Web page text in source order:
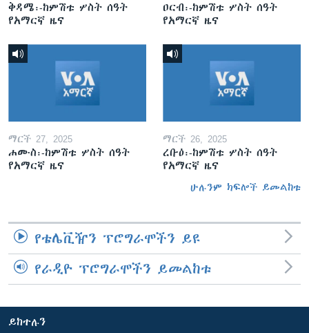
ቅዳሜ፡-ከምሽቱ ሦስት ሰዓት
የአማርኛ ዜና
ዐርብ፡-ከምሽቱ ሦስት ሰዓት
የአማርኛ ዜና
ማርች 27, 2025
ሐሙስ፡-ከምሽቱ ሦስት ሰዓት
የአማርኛ ዜና
ማርች 26, 2025
ረቡዕ፡-ከምሽቱ ሦስት ሰዓት
የአማርኛ ዜና
ሁሉንም ክፍሎች ይመልከቱ
የቴሌቪዥን ፕሮግራሞችን ይዩ
የራዲዮ ፕሮግራሞችን ይመልከቱ
ይከተሉን